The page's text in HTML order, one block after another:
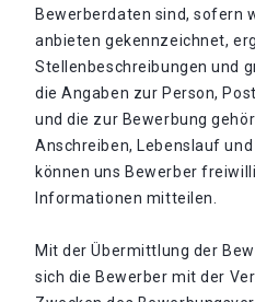
Bewerberdaten sind, sofern
anbieten gekennzeichnet,
Stellenbeschreibungen und
die Angaben zur Person,
und die zur Bewerbung
Anschreiben, Lebenslauf
können uns Bewerber
Informationen mitteilen.
Mit der Übermittlung der
sich die Bewerber mit der